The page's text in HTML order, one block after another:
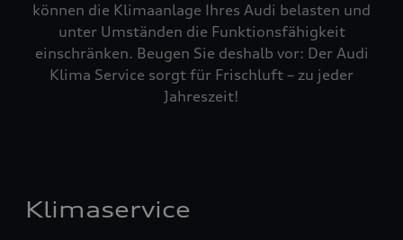
können die Klimaanlage Ihres Audi belasten und
unter Umständen die Funktionsfähigkeit
einschränken. Beugen Sie deshalb vor: Der Audi
Klima Service sorgt für Frischluft – zu jeder
Jahreszeit!
Klimaservice